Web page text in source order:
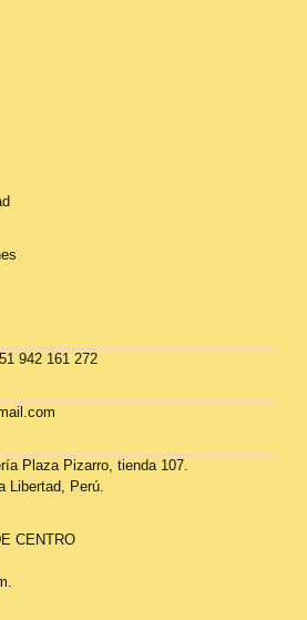
942 161 272
Plaza Pizarro, tienda 107.
Libertad, Perú.
CENTRO